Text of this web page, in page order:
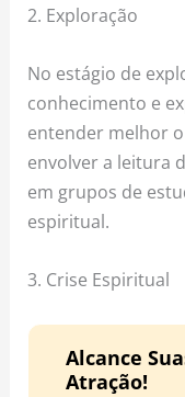
2. Exploração
No estágio de
conhecimento e
entender melhor
envolver a leitura
em grupos de
espiritual.
3. Crise Espiritual
Alcance
Atração!